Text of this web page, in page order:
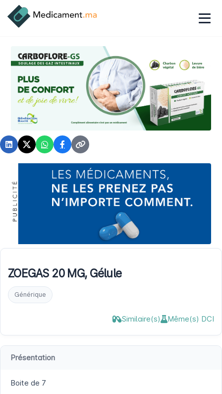
ZOEGAS 20 MG, Gélule
Générique
Similaire(s) Même(s) DCI
Présentation
Boite de 7